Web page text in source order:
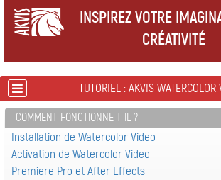
INSPIREZ VOTRE
CRÉATIVITÉ
TUTORIEL : AKVIS WATERCOLOR
COMMENT FONCTIONNE T-IL ?
Installation de Watercolor Video
Activation de Watercolor Video
Premiere Pro et After Effects